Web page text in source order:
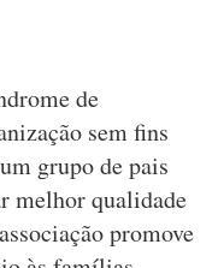
de
sem fins
grupo de pais
melhor qualidade
promove